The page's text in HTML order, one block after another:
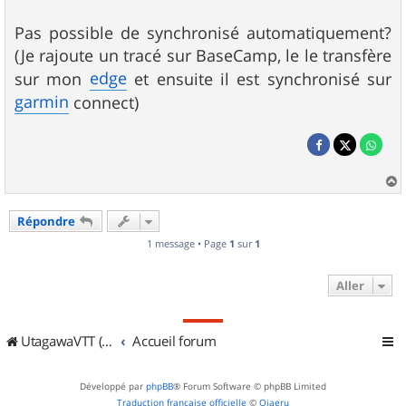
Pas possible de synchronisé automatiquement?
(Je rajoute un tracé sur BaseCamp, le le transfère
sur mon edgeet ensuite il est synchronisé sur
garmin connect)
a
Répondre
1 message • Page 1 sur 1
Aller
UtagawaVTT (Randos VTT et VTTAE avec traces GPS) Accueil forum
Développé par phpBB® Forum Software © phpBB Limited
Traduction française officielle © Qiaeru